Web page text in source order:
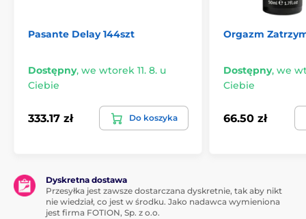
Pasante Delay 144szt
Dostępny, we wtorek 11. 8. u
Ciebie
333.17 zł Do koszyka
Orgazm
Dostępny, we
Ciebie
66.50 zł
Dyskretna dostawa
Przesyłka jest zawsze dostarczana dyskretnie, tak aby nikt
nie wiedział, co jest w środku. Jako nadawca wymieniona
jest firma FOTION, Sp. z o.o.